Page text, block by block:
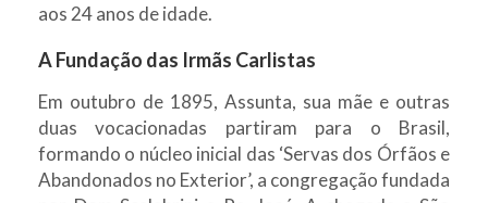
aos 24 anos de idade.
A Fundação das Irmãs Carlistas
Em outubro de 1895, Assunta, sua mãe e outras
duas vocacionadas partiram para o Brasil,
formando o núcleo inicial das ‘Servas dos Órfãos e
Abandonados no Exterior’, a congregação fundada